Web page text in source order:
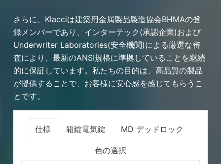
さらに、Klacciは建築用金属製品製造協会BHMAの登
録メンバーであり、インターテック(承認企業)および
Underwriter Laboratories(安全機関)による厳選な審
査により、最新のANSI規格に準拠していることを継続
的に保証しています。私たちの目的は、高品質の製品
が提供することで、お客様に安心感を感じてもらうこ
とです。
仕様 箱錠電気錠 MD デッドロック
色の選択